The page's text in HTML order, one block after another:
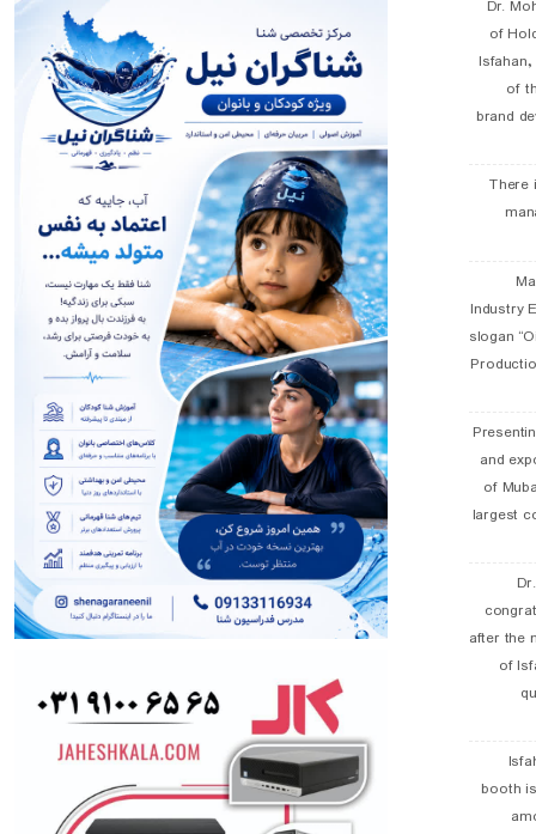
Dr.
of
of
brand
There
19
Industry
slogan
and
of
largest
after the
of
booth